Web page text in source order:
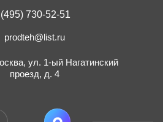
730-52-51
prodteh@list.ru
ул. 1-ый Нагатинский
проезд, д. 4